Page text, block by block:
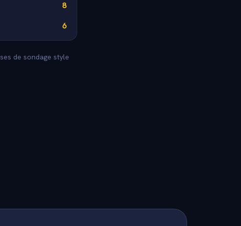
8
6
de sondage style